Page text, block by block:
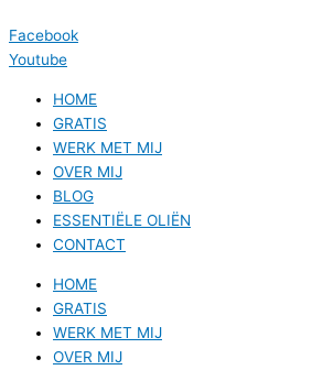
Facebook
Youtube
HOME
GRATIS
WERK MET MIJ
OVER MIJ
BLOG
ESSENTIËLE OLIËN
CONTACT
HOME
GRATIS
WERK MET MIJ
OVER MIJ